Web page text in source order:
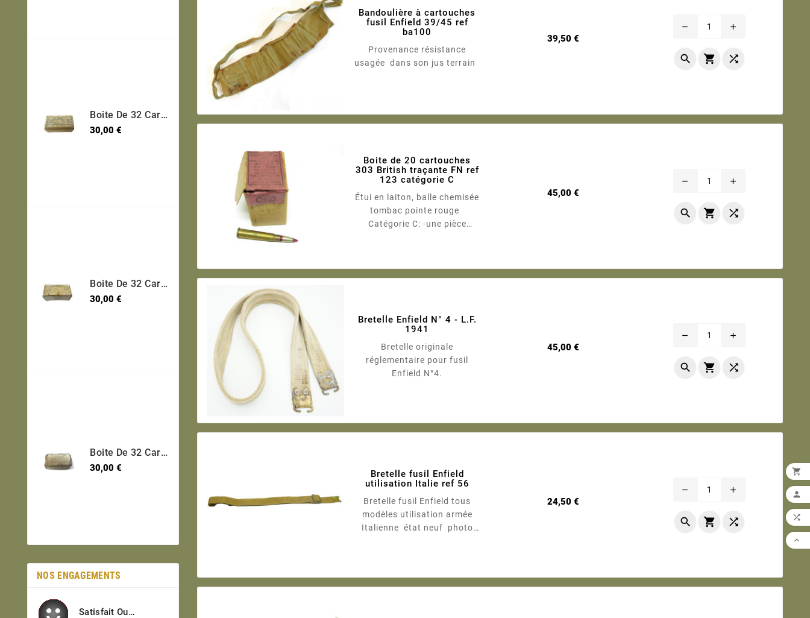
Boite De 32 Cartouches 7.65 Long Etui Laiton Categorie B Ref 95
30,00 €
Boite De 32 Cartouches 7.65 Long Etui Laiton Categorie B Ref 30
30,00 €
Boite De 32 Cartouches 7.65 Long Etui Laiton Categorie B Ref 600
30,00 €
NOS ENGAGEMENTS
Satisfait Ou
Bandoulière à cartouches
fusil Enfield 39/45 ref
ba100
Provenance résistance
39,50 €Prix
remove add
  
Boite de 20 cartouches
303 British traçante FN ref
123 catégorie C
Étui en laiton, balle chemisée
tombac pointe rouge
Catégorie C: -une pièce
pour les étrangers, une carte
45,00 €Prix
remove add
  
Bretelle Enfield N° 4 - L.F.
1941
Bretelle originale
réglementaire pour fusil
Enfield N°4.
45,00 €Prix
remove add
  
Bretelle fusil Enfield
utilisation Italie ref 56
Bretelle fusil Enfield tous
modèles utilisation armée
Italienne état neuf photo
24,50 €Prix
remove add
  



